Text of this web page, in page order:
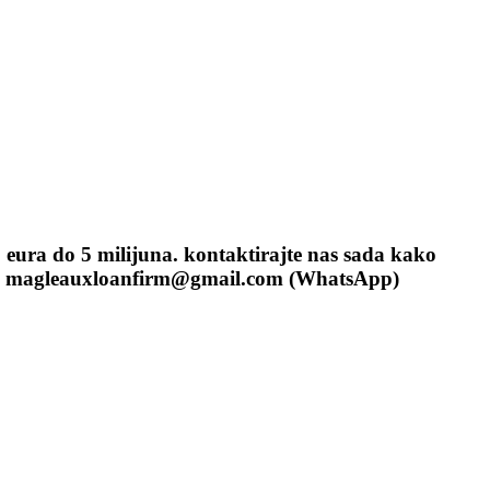
do 5 milijuna. kontaktirajte nas sada kako
(WhatsApp)